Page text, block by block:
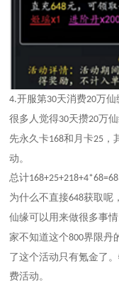
4.开服第30天消费20万仙
很多人觉得30天攒20万
先永久卡168和月卡25 ，
动。
总计
为什么不直接648获取呢
仙缘可以用来做很多事
家不知道这个800界限丹
了这个活动只有氪金了
费活动。